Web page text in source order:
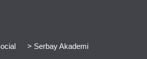
> Serbay Akademi